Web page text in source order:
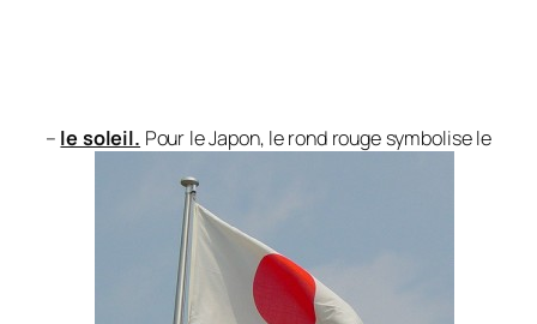
– le soleil. Pour le Japon, le rond rouge symbolise le